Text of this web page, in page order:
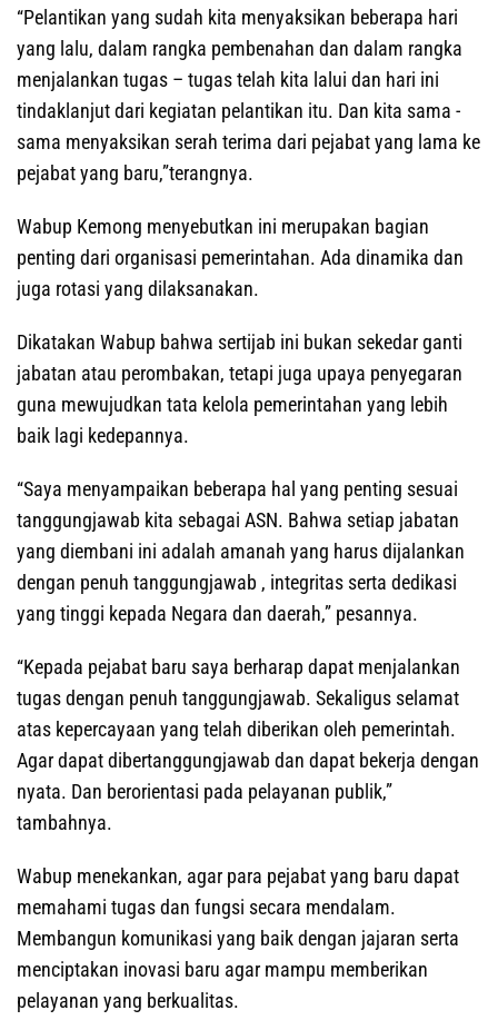
“Pelantikan yang sudah kita menyaksikan beberapa hari
yang lalu, dalam rangka pembenahan dan dalam rangka
menjalankan tugas – tugas telah kita lalui dan hari ini
tindaklanjut dari kegiatan pelantikan itu. Dan kita sama -
sama menyaksikan serah terima dari pejabat yang lama ke
pejabat yang baru,”terangnya.
Wabup Kemong menyebutkan ini merupakan bagian
penting dari organisasi pemerintahan. Ada dinamika dan
juga rotasi yang dilaksanakan.
Dikatakan Wabup bahwa sertijab ini bukan sekedar ganti
jabatan atau perombakan, tetapi juga upaya penyegaran
guna mewujudkan tata kelola pemerintahan yang lebih
baik lagi kedepannya.
“Saya menyampaikan beberapa hal yang penting sesuai
tanggungjawab kita sebagai ASN. Bahwa setiap jabatan
yang diembani ini adalah amanah yang harus dijalankan
dengan penuh tanggungjawab , integritas serta dedikasi
yang tinggi kepada Negara dan daerah,” pesannya.
“Kepada pejabat baru saya berharap dapat menjalankan
tugas dengan penuh tanggungjawab. Sekaligus selamat
atas kepercayaan yang telah diberikan oleh pemerintah.
Agar dapat dibertanggungjawab dan dapat bekerja dengan
nyata. Dan berorientasi pada pelayanan publik,”
tambahnya.
Wabup menekankan, agar para pejabat yang baru dapat
memahami tugas dan fungsi secara mendalam.
Membangun komunikasi yang baik dengan jajaran serta
menciptakan inovasi baru agar mampu memberikan
pelayanan yang berkualitas.